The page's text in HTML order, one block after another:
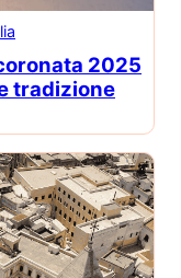
2025
tradizione